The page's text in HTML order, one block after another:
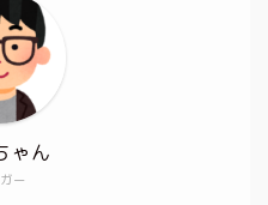
ー
ゃん